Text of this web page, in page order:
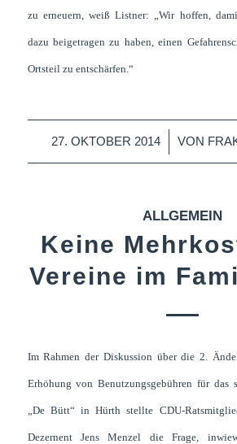
zu erneuern, weiß Listner: „Wir hoffen,
dazu beigetragen zu haben, einen
Ortsteil zu entschärfen.“
27. OKTOBER 2014
/ VON
ALLGEMEIN
Keine
Vereine im
Im Rahmen der Diskussion über die 2.
Erhöhung von Benutzungsgebühren für das
„De Bütt“ in Hürth stellte CDU-
Dezernent Jens Menzel die Frage,